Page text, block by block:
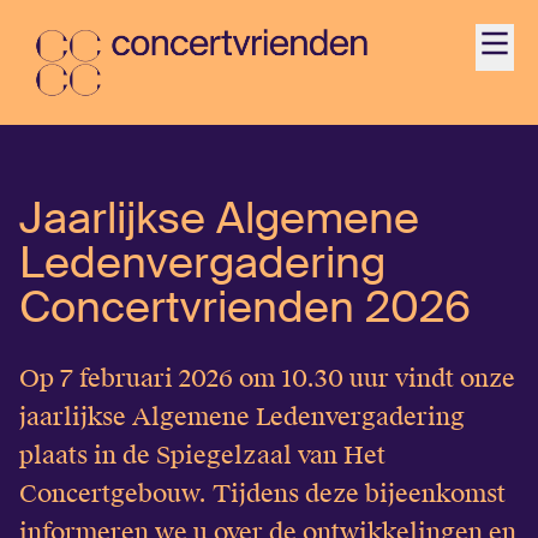
Activiteiten
Ontdek
Word Vriend
Contact
Jonger dan 35?
Jaarlijkse Algemene
Ledenvergadering
Concertvrienden 2026
Op 7 februari 2026 om 10.30 uur vindt onze
jaarlijkse Algemene Ledenvergadering
plaats in de Spiegelzaal van Het
Concertgebouw. Tijdens deze bijeenkomst